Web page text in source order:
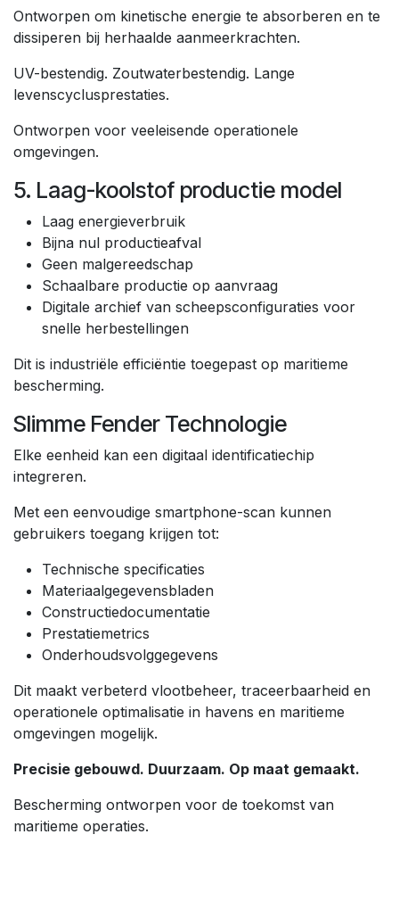
Ontworpen om kinetische energie te absorberen en te
dissiperen bij herhaalde aanmeerkrachten.
UV-bestendig. Zoutwaterbestendig. Lange
levenscyclusprestaties.
Ontworpen voor veeleisende operationele
omgevingen.
5. Laag-koolstof productie model
Laag energieverbruik
Bijna nul productieafval
Geen malgereedschap
Schaalbare productie op aanvraag
Digitale archief van scheepsconfiguraties voor
snelle herbestellingen
Dit is industriële efficiëntie toegepast op maritieme
bescherming.
Slimme Fender Technologie
Elke eenheid kan een digitaal identificatiechip
integreren.
Met een eenvoudige smartphone-scan kunnen
gebruikers toegang krijgen tot:
Technische specificaties
Materiaalgegevensbladen
Constructiedocumentatie
Prestatiemetrics
Onderhoudsvolggegevens
Dit maakt verbeterd vlootbeheer, traceerbaarheid en
operationele optimalisatie in havens en maritieme
omgevingen mogelijk.
Precisie gebouwd. Duurzaam. Op maat gemaakt.
Bescherming ontworpen voor de toekomst van
maritieme operaties.